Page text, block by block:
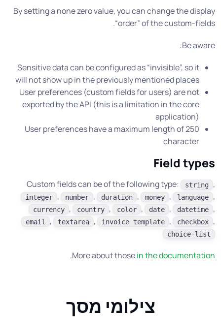
By setting a none zero value, you can change the display
“order” of the custom-fields.
Be aware:
Sensitive data can be configured as “invisible”, so it
will not show up in the previously mentioned places
User preferences (custom fields for users) are not
exported by the API (this is a limitation in the core
application)
User preferences have a maximum length of 250
character
Field types
Custom fields can be of the following type: string ,
integer , number , duration , money , language ,
currency , country , color , date , datetime ,
email , textarea , invoice template , checkbox ,
choice-list
More about thosein the documentation
.
צילומי מסך